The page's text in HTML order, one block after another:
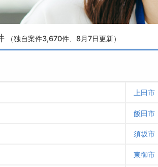
（独自案件3,670件 、8月7日更新）
上田市
飯田市
須坂市
東御市